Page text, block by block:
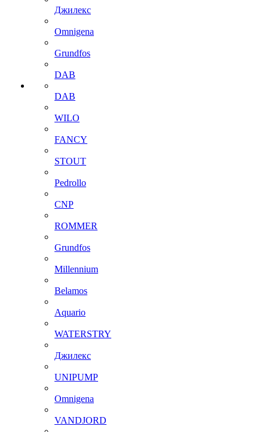
Джилекс
Omnigena
Grundfos
DAB
DAB
WILO
FANCY
STOUT
Pedrollo
CNP
ROMMER
Grundfos
Millennium
Belamos
Aquario
WATERSTRY
Джилекс
UNIPUMP
Omnigena
VANDJORD